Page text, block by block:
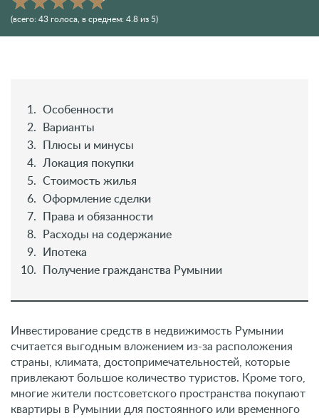
(всего: 43 голоса, в среднем: 4.8 из 5)
Особенности
Варианты
Плюсы и минусы
Локация покупки
Стоимость жилья
Оформление сделки
Права и обязанности
Расходы на содержание
Ипотека
Получение гражданства Румынии
Инвестирование средств в недвижимость Румынии
считается выгодным вложением из-за расположения
страны, климата, достопримечательностей, которые
привлекают большое количество туристов. Кроме того,
многие жители постсоветского пространства покупают
квартиры в Румынии для постоянного или временного